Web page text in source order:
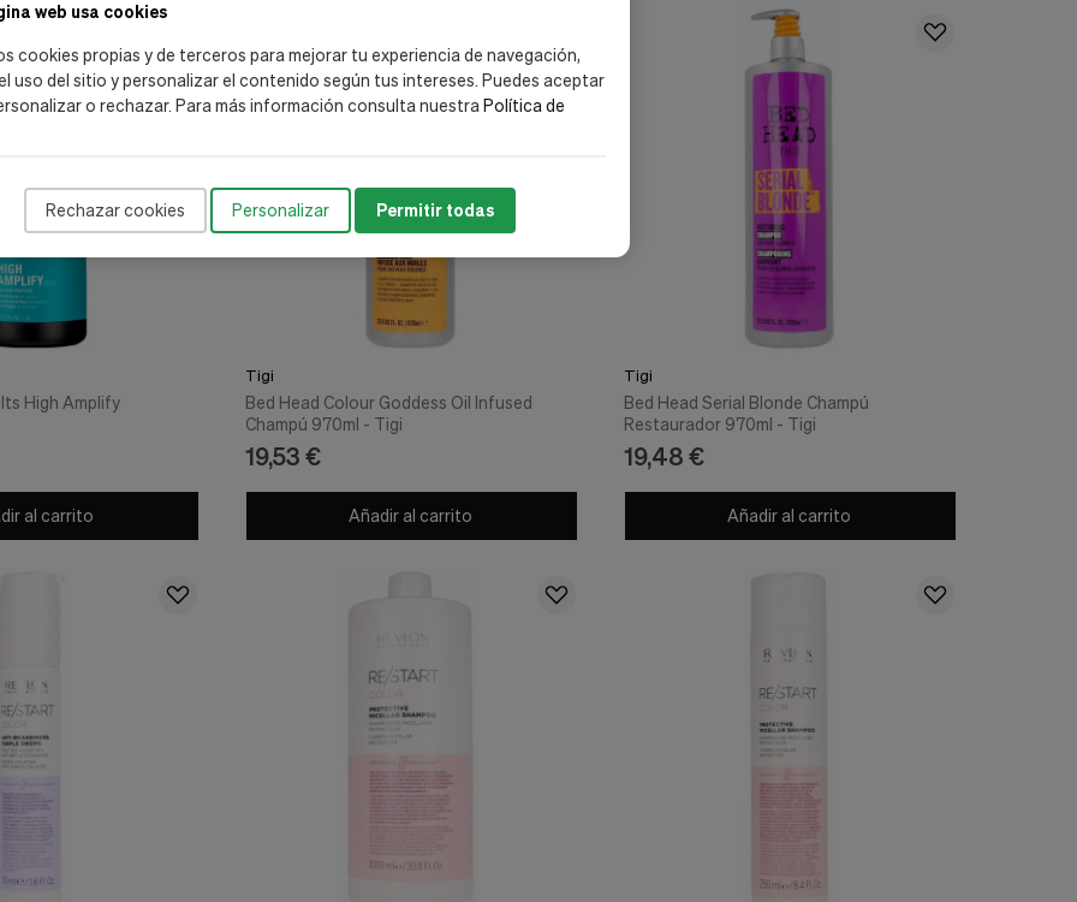
web usa cookies
cookies propias y de terceros para mejorar tu experiencia de navegación,
uso del sitio y personalizar el contenido según tus intereses. Puedes aceptar
o rechazar. Para más información consulta nuestraPolítica de
Rechazar cookies Personalizar Permitir todas
High Amplify
al carrito
Tigi
Bed Head Colour Goddess Oil Infused
Champú 970ml - Tigi
19,53 €
Añadir al carrito
Tigi
Bed Head Serial Blonde Champú
Restaurador 970ml - Tigi
19,48 €
Añadir al carrito